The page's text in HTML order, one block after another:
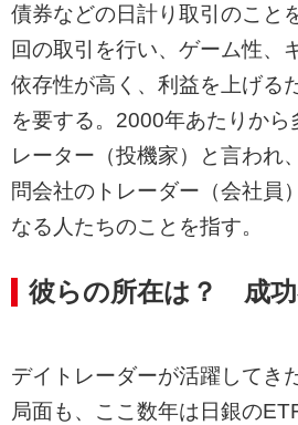
債券などの日計り取引のこと
回の取引を行い、ゲーム性、
依存性が高く、利益を上げる
を要する。2000年あたりから
レーター（投機家）と言われ
問会社のトレーダー（会社員
なる人たちのことを指す。
彼らの所在は？ 成功
デイトレーダーが活躍してき
局面も、ここ数年は日銀の